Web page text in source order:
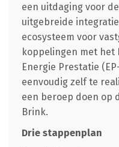
een uitdaging voor
uitgebreide
ecosysteem voor
koppelingen met het
Energie Prestatie
eenvoudig zelf te
een beroep doen op
Brink.
Drie stappenplan